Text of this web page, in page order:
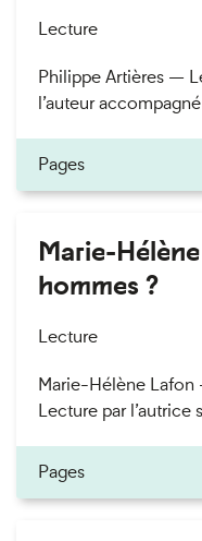
Lecture
Philippe Artières —
l’auteur
Pages
Marie-
hommes ?
Lecture
Marie-Hélène
Lecture par l’autrice
Pages